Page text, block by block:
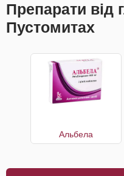
Препарати від
Пустомитах
Альбела